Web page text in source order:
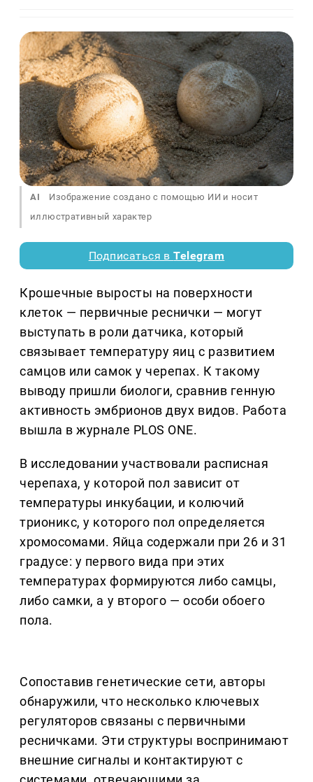
AI
Изображение создано с помощью ИИ и носит
иллюстративный характер
Подписаться вTelegram
Крошечные выросты на поверхности
клеток — первичные реснички — могут
выступать в роли датчика, который
связывает температуру яиц с развитием
самцов или самок у черепах. К такому
выводу пришли биологи, сравнив генную
активность эмбрионов двух видов. Работа
вышла в журнале PLOS ONE.
В исследовании участвовали расписная
черепаха, у которой пол зависит от
температуры инкубации, и колючий
трионикс, у которого пол определяется
хромосомами. Яйца содержали при 26 и 31
градусе: у первого вида при этих
температурах формируются либо самцы,
либо самки, а у второго — особи обоего
пола.
Сопоставив генетические сети, авторы
обнаружили, что несколько ключевых
регуляторов связаны с первичными
ресничками. Эти структуры воспринимают
внешние сигналы и контактируют с